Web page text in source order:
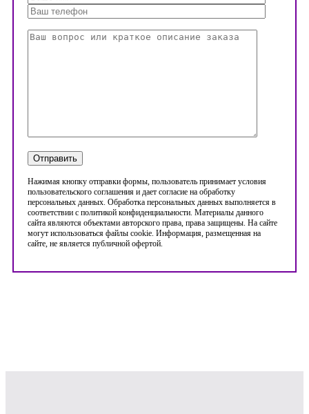
Нажимая кнопку отправки формы, пользователь принимает условия
пользовательского соглашения и дает согласие на обработку
персональных данных. Обработка персональных данных выполняется в
соответствии с политикой конфиденциальности. Материалы данного
сайта являются объектами авторского права, права защищены. На сайте
могут использоваться файлы cookie. Информация, размещенная на
сайте, не является публичной офертой.